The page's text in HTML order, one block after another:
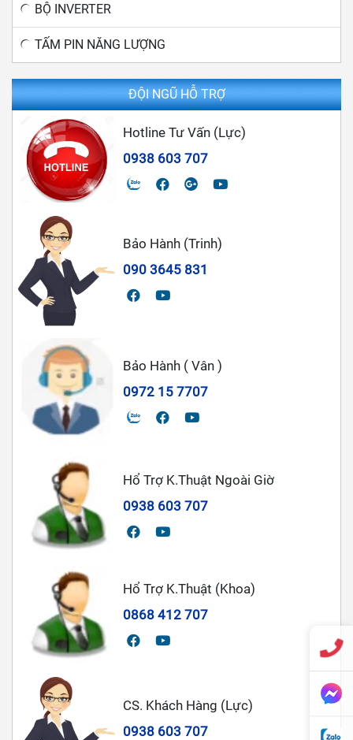
BỘ INVERTER
TẤM PIN NĂNG LƯỢNG
ĐỘI NGŨ HỖ TRỢ
Hotline Tư Vấn (Lực)
0938 603 707
Bảo Hành (Trinh)
090 3645 831
Bảo Hành ( Vân )
0972 15 7707
Hổ Trợ K.Thuật Ngoài Giờ
0938 603 707
Hổ Trợ K.Thuật (Khoa)
0868 412 707
CS. Khách Hàng (Lực)
0938 603 707